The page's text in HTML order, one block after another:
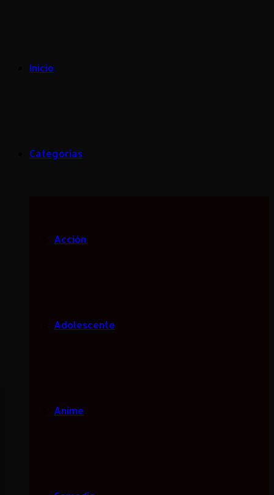
Inicio
Categorias
Acción
Adolescente
Anime